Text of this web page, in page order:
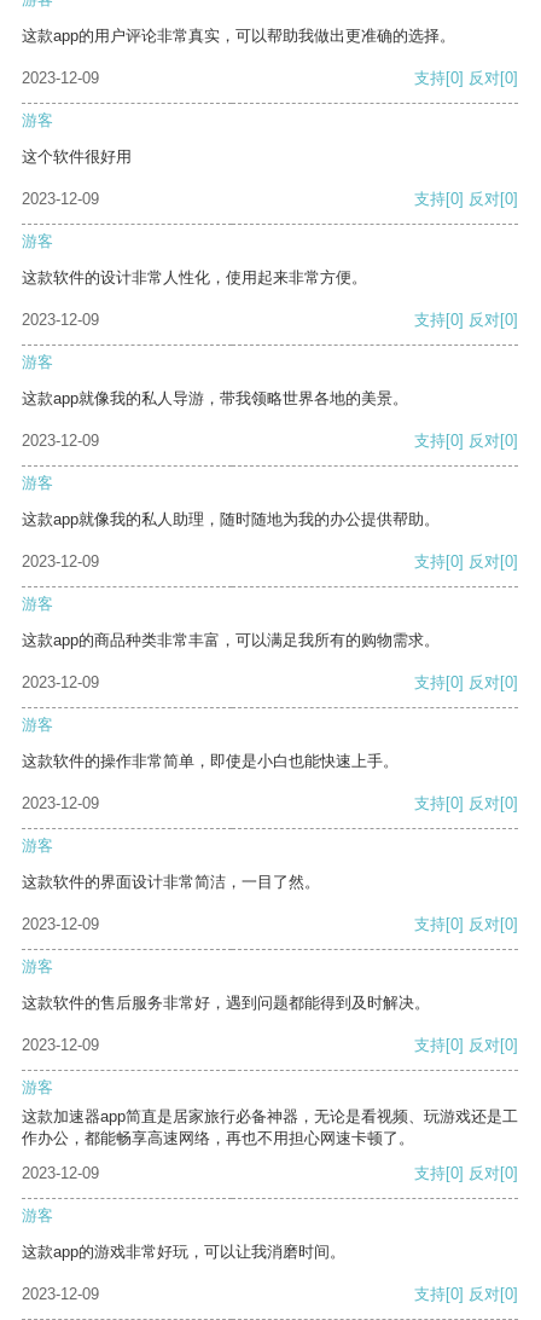
这款app的用户评论非常真实，可以帮助我做出更准确的选择。
2023-12-09 支持[0] 反对[0]
游客
这个软件很好用
2023-12-09 支持[0] 反对[0]
游客
这款软件的设计非常人性化，使用起来非常方便。
2023-12-09 支持[0] 反对[0]
游客
这款app就像我的私人导游，带我领略世界各地的美景。
2023-12-09 支持[0] 反对[0]
游客
这款app就像我的私人助理，随时随地为我的办公提供帮助。
2023-12-09 支持[0] 反对[0]
游客
这款app的商品种类非常丰富，可以满足我所有的购物需求。
2023-12-09 支持[0] 反对[0]
游客
这款软件的操作非常简单，即使是小白也能快速上手。
2023-12-09 支持[0] 反对[0]
游客
这款软件的界面设计非常简洁，一目了然。
2023-12-09 支持[0] 反对[0]
游客
这款软件的售后服务非常好，遇到问题都能得到及时解决。
2023-12-09 支持[0] 反对[0]
游客
这款加速器app简直是居家旅行必备神器，无论是看视频、玩游戏还是工
作办公，都能畅享高速网络，再也不用担心网速卡顿了。
2023-12-09
支持[0] 反对[0]
游客
这款app的游戏非常好玩，可以让我消磨时间。
2023-12-09 支持[0] 反对[0]